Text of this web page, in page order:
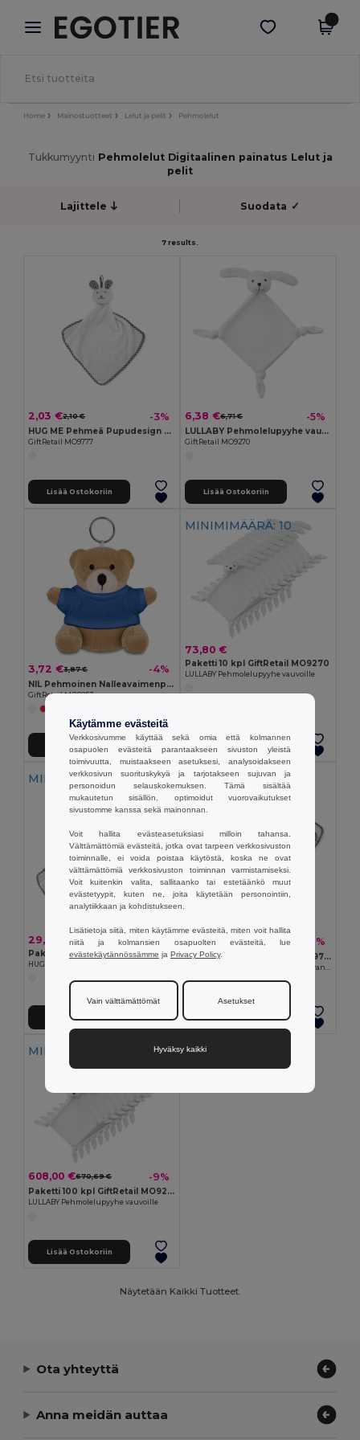
× Egotier-sovellus
Paremmat hinnat appissa!
Hae sovellus
Home Mainostuotteet Lelut ja pelit Pehmolelut
Tukkumyynti Pehmolelut Digitaalinen painatus Lelut ja
pelit
Lajittele Suodata ✓
7 results.
2,03 €2,10 € -3%
HUG ME Pehmeä Pupudesign Vauvan Pyyhe
GiftRetail MO9777
Lisää Ostokoriin
6,38 €6,71 € -5%
LULLABY Pehmolelupyyhe vauvoille
GiftRetail MO9270
Lisää Ostokoriin
3,72 €3,87 € -4%
NIL Pehmoinen Nalleavaimenperä Logopaidalla
GiftRetail MO8253
MINIMIMÄÄRÄ: 10
73,80 €
Paketti 10 kpl GiftRetail MO9270
LULLABY Pehmolelupyyhe vauvoille
MINIMIMÄÄRÄ: 10
29,60 €
Paketti 10 kpl GiftRetail MO9777
Lisää Ostokoriin
MINIMIMÄÄRÄ: 100
174,00 € 210,16 € -17%
Paketti 100 kpl GiftRetail MO9777
MINIMIMÄÄRÄ: 100
608,00 €670,69 € -9%
Paketti 100 kpl GiftRetail MO9270
LULLABY Pehmolelupyyhe vauvoille
Lisää Ostokoriin
Näytetään Kaikki Tuotteet.
Ota yhteyttä
Anna meidän auttaa
Käytämme evästeitä
Verkkosivumme käyttää sekä omia että kolmannen
osapuolen evästeitä parantaakseen sivuston yleistä
toimivuutta, muistaakseen asetuksesi, analysoidakseen
verkkosivun suorituskykyä ja tarjotakseen sujuvan ja
personoidun selauskokemuksen. Tämä sisältää
mukautetun sisällön, optimoidut vuorovaikutukset
sivustomme kanssa sekä mainonnan.
Voit hallita evästeasetuksiasi milloin tahansa.
Välttämättömiä evästeitä, jotka ovat tarpeen verkkosivuston
toiminnalle, ei voida poistaa käytöstä, koska ne ovat
välttämättömiä verkkosivuston toiminnan varmistamiseksi.
Voit kuitenkin valita, sallitaanko tai estetäänkö muut
evästetyypit, kuten ne, joita käytetään personointiin,
analytiikkaan ja kohdistukseen.
Lisätietoja siitä, miten käytämme evästeitä, miten voit hallita
niitä ja kolmansien osapuolten evästeitä, lue
evästekäytännössämme ja Privacy Policy.
Vain välttämättömät Asetukset
Hyväksy kaikki